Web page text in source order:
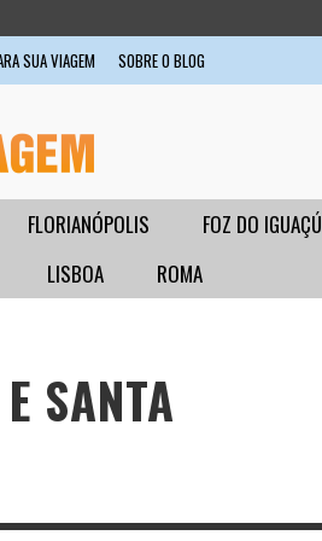
SUA VIAGEM SOBRE O BLOG
FLORIANÓPOLIS FOZ DO IGUAÇÚ
LISBOA ROMA
SANTA